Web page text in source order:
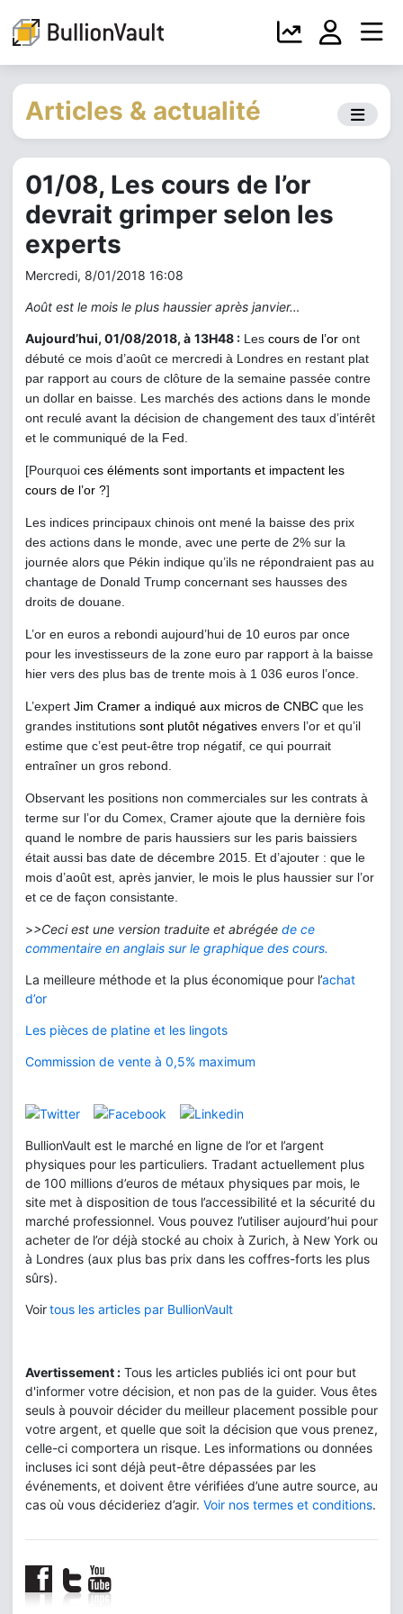
Articles & actualité
01/08, Les cours de l’or
devrait grimper selon les
experts
Mercredi, 8/01/2018 16:08
Août est le mois le plus haussier après janvier…
Aujourd’hui, 01/08/2018, à 13H48 : Les cours de l’or ont
débuté ce mois d’août ce mercredi à Londres en restant plat
par rapport au cours de clôture de la semaine passée contre
un dollar en baisse. Les marchés des actions dans le monde
ont reculé avant la décision de changement des taux d’intérêt
et le communiqué de la Fed.
[Pourquoi ces éléments sont importants et impactent les
cours de l’or ?]
Les indices principaux chinois ont mené la baisse des prix
des actions dans le monde, avec une perte de 2% sur la
journée alors que Pékin indique qu’ils ne répondraient pas au
chantage de Donald Trump concernant ses hausses des
droits de douane.
L’or en euros a rebondi aujourd’hui de 10 euros par once
pour les investisseurs de la zone euro par rapport à la baisse
hier vers des plus bas de trente mois à 1 036 euros l’once.
L’expert Jim Cramer a indiqué aux micros de CNBC que les
grandes institutions sont plutôt négatives envers l’or et qu’il
estime que c’est peut-être trop négatif, ce qui pourrait
entraîner un gros rebond.
Observant les positions non commerciales sur les contrats à
terme sur l’or du Comex, Cramer ajoute que la dernière fois
quand le nombre de paris haussiers sur les paris baissiers
était aussi bas date de décembre 2015. Et d’ajouter : que le
mois d’août est, après janvier, le mois le plus haussier sur l’or
et ce de façon consistante.
>>Ceci est une version traduite et abrégée de ce
commentaire en anglais sur le graphique des cours.
La meilleure méthode et la plus économique pour l’achat
d’or
Les pièces de platine et les lingots
Commission de vente à 0,5% maximum
BullionVault est le marché en ligne de l’or et l’argent
physiques pour les particuliers. Tradant actuellement plus
de 100 millions d’euros de métaux physiques par mois, le
site met à disposition de tous l’accessibilité et la sécurité du
marché professionnel. Vous pouvez l’utiliser aujourd’hui pour
acheter de l’or déjà stocké au choix à Zurich, à New York ou
à Londres (aux plus bas prix dans les coffres-forts les plus
sûrs).
Voirtous les articles par BullionVault
Avertissement : Tous les articles publiés ici ont pour but
d'informer votre décision, et non pas de la guider. Vous êtes
seuls à pouvoir décider du meilleur placement possible pour
votre argent, et quelle que soit la décision que vous prenez,
celle-ci comportera un risque. Les informations ou données
incluses ici sont déjà peut-être dépassées par les
événements, et doivent être vérifiées d’une autre source, au
cas où vous décideriez d’agir. Voir nos termes et conditions.